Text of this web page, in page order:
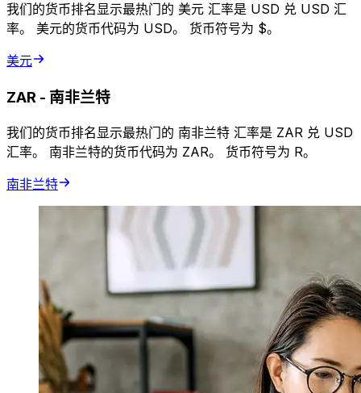
我们的货币排名显示最热门的 美元 汇率是 USD 兑 USD 汇
率。 美元的货币代码为 USD。 货币符号为 $。
美元
ZAR - 南非兰特
我们的货币排名显示最热门的 南非兰特 汇率是 ZAR 兑 USD
汇率。 南非兰特的货币代码为 ZAR。 货币符号为 R。
南非兰特